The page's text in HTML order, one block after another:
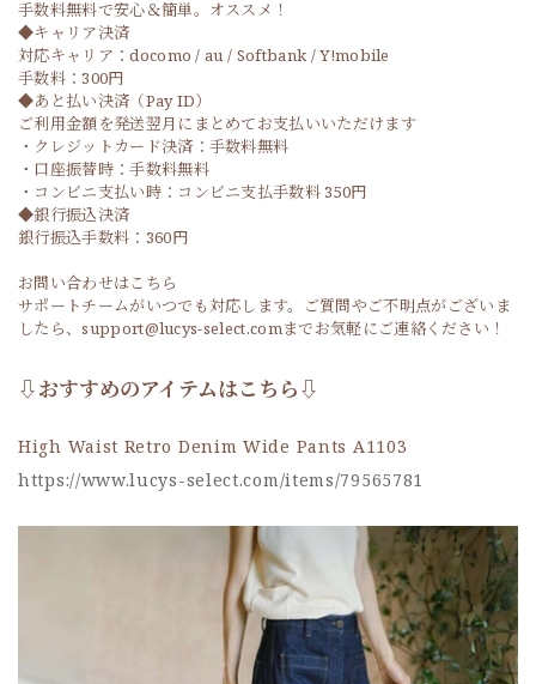
手数料無料で安心＆簡単。オススメ！
◆キャリア決済
対応キャリア：docomo / au / Softbank / Y!mobile
手数料：300円
◆あと払い決済（Pay ID）
ご利用金額を発送翌月にまとめてお支払いいただけます
・クレジットカード決済：手数料無料
・口座振替時：手数料無料
・コンビニ支払い時：コンビニ支払手数料 350円
◆銀行振込決済
銀行振込手数料：360円
お問い合わせはこちら
サポートチームがいつでも対応します。ご質問やご不明点がございま
したら、support@lucys-select.comまでお気軽にご連絡ください！
⇩おすすめのアイテムはこちら⇩
High Waist Retro Denim Wide Pants A1103
https://www.lucys-select.com/items/79565781